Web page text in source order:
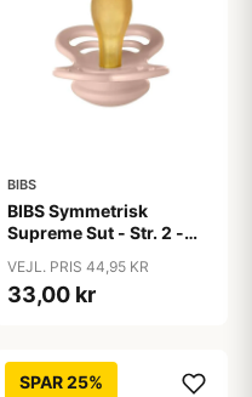
BIBS
BIBS Symmetrisk
Supreme Sut - Str. 2 -
VEJL. PRIS 44,95 KR
33,00 kr
SPAR 25%